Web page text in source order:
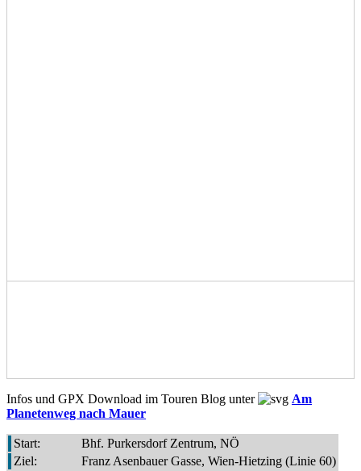
Infos und GPX Download im Touren Blog unter
Am
Planetenweg nach Mauer
Start:
Bhf. Purkersdorf Zentrum, NÖ
Ziel:
Franz Asenbauer Gasse, Wien-Hietzing (Linie 60)